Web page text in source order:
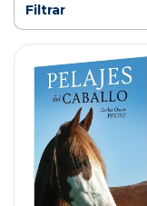
Filtrar